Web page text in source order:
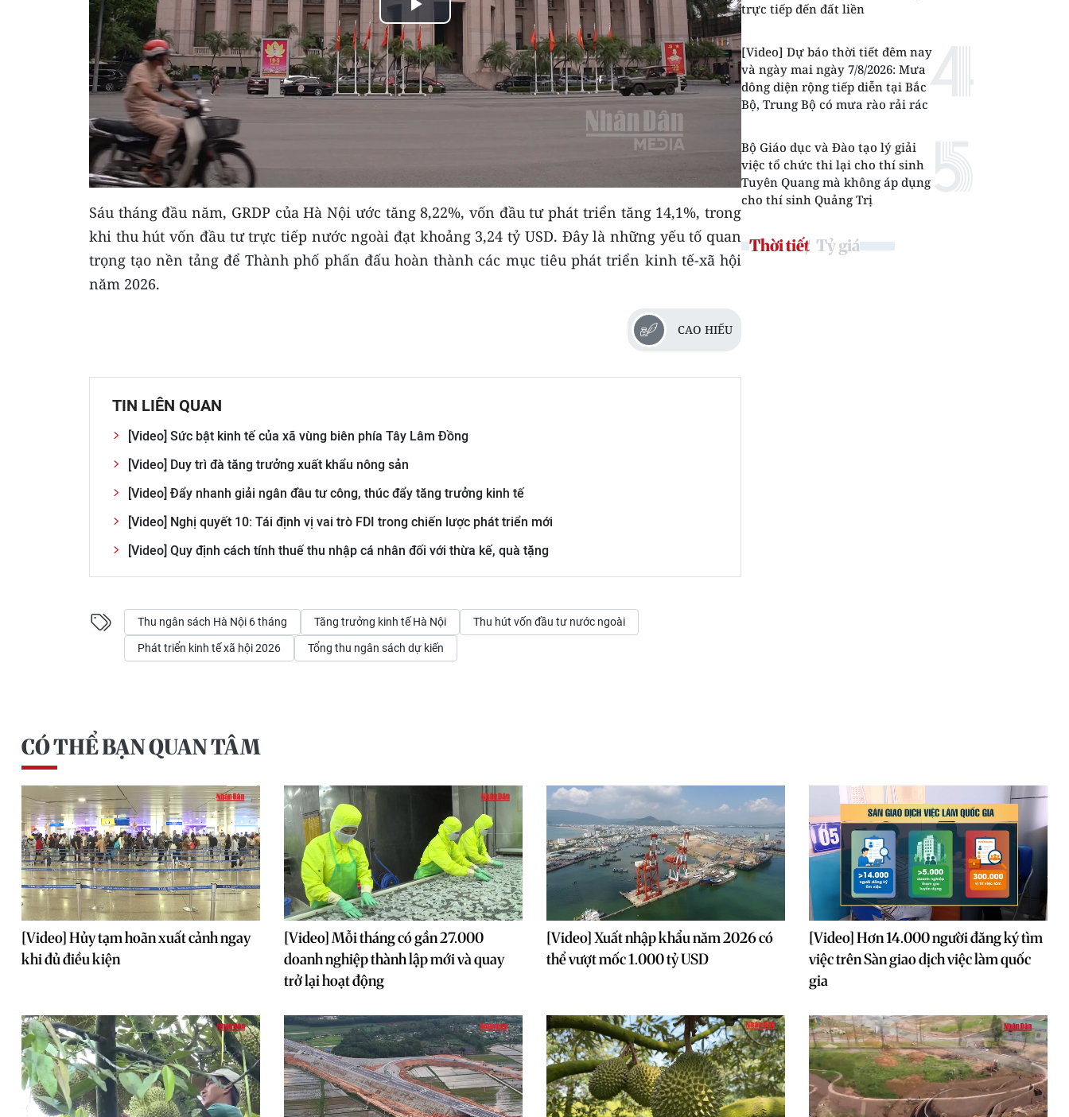
Play
Video
Sáu tháng đầu năm, GRDP của Hà Nội ước tăng 8,22%, vốn đầu tư phát triển tăng 14,1%, trong
khi thu hút vốn đầu tư trực tiếp nước ngoài đạt khoảng 3,24 tỷ USD. Đây là những yếu tố quan
trọng tạo nền tảng để Thành phố phấn đấu hoàn thành các mục tiêu phát triển kinh tế-xã hội
năm 2026.
CAO HIẾU
TIN LIÊN QUAN
[Video] Sức bật kinh tế của xã vùng biên phía Tây Lâm Đồng
[Video] Duy trì đà tăng trưởng xuất khẩu nông sản
[Video] Đẩy nhanh giải ngân đầu tư công, thúc đẩy tăng trưởng kinh tế
[Video] Nghị quyết 10: Tái định vị vai trò FDI trong chiến lược phát triển mới
[Video] Quy định cách tính thuế thu nhập cá nhân đối với thừa kế, quà tặng
Thu ngân sách Hà Nội 6 tháng Tăng trưởng kinh tế Hà Nội Thu hút vốn đầu tư nước ngoài
Phát triển kinh tế xã hội 2026 Tổng thu ngân sách dự kiến
trực tiếp đến đất liền
[Video] Dự báo thời tiết đêm nay
và ngày mai ngày 7/8/2026: Mưa
dông diện rộng tiếp diễn tại Bắc
Bộ, Trung Bộ có mưa rào rải rác
Bộ Giáo dục và Đào tạo lý giải
việc tổ chức thi lại cho thí sinh
Tuyên Quang mà không áp dụng
cho thí sinh Quảng Trị
Thời tiết Tỷ giá
CÓ THỂ BẠN QUAN TÂM
[Video] Hủy tạm hoãn xuất cảnh ngay
khi đủ điều kiện
[Video] Mỗi tháng có gần 27.000
doanh nghiệp thành lập mới và quay
trở lại hoạt động
[Video] Xuất nhập khẩu năm 2026 có
thể vượt mốc 1.000 tỷ USD
[Video] Hơn 14.000 người đăng ký tìm
việc trên Sàn giao dịch việc làm quốc
gia